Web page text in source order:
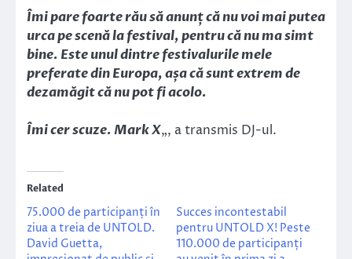
Îmi pare foarte rău să anunț că nu voi mai putea
urca pe scenă la festival, pentru că nu ma simt
bine. Este unul dintre festivalurile mele
preferate din Europa, așa că sunt extrem de
dezamăgit că nu pot fi acolo.
Îmi cer scuze. Mark X„, a transmis DJ-ul.
Related
75.000 de participanți în
ziua a treia de UNTOLD.
David Guetta,
Succes incontestabil
pentru UNTOLD X! Peste
110.000 de participanți